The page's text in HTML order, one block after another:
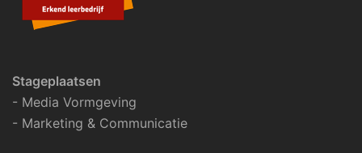
Stageplaatsen
- Media Vormgeving
- Marketing & Communicatie